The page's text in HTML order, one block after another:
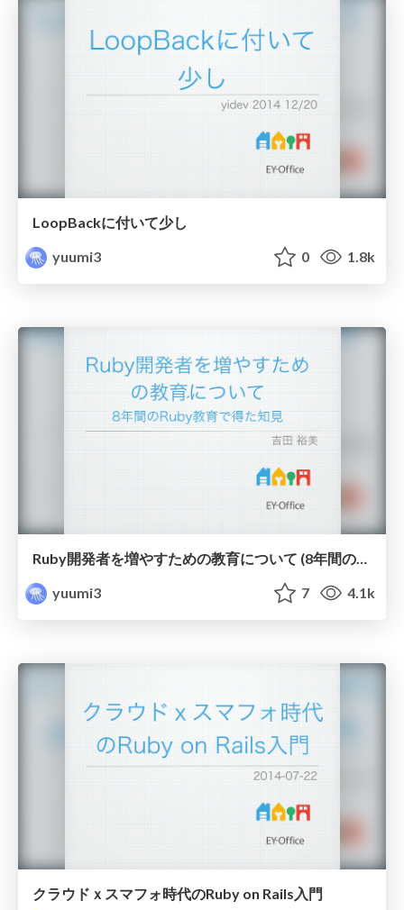
LoopBackに付いて少し
yuumi3
0 1.8k
Ruby開発者を増やすための教育について (8年間のRuby教育で得た知見)
yuumi3
7 4.1k
クラウドｘスマフォ時代のRuby on Rails入門